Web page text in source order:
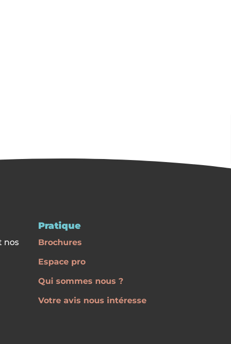
nos
Pratique
Brochures
Espace pro
Qui sommes nous ?
Votre avis nous intéresse